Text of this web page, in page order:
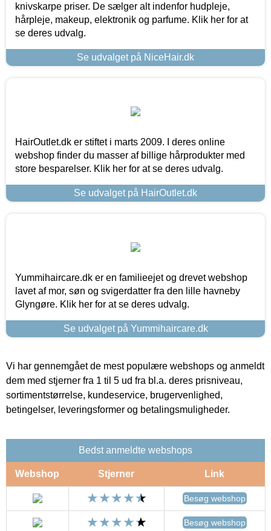
knivskarpe priser. De sælger alt indenfor hudpleje,
hårpleje, makeup, elektronik og parfume. Klik her for at
se deres udvalg.
Se udvalget på NiceHair.dk
HairOutlet.dk er stiftet i marts 2009. I deres online
webshop finder du masser af billige hårprodukter med
store besparelser. Klik her for at se deres udvalg.
Se udvalget på HairOutlet.dk
Yummihaircare.dk er en familieejet og drevet webshop
lavet af mor, søn og svigerdatter fra den lille havneby
Glyngøre. Klik her for at se deres udvalg.
Se udvalget på Yummihaircare.dk
Vi har gennemgået de mest populære webshops og anmeldt
dem med stjerner fra 1 til 5 ud fra bl.a. deres prisniveau,
sortimentstørrelse, kundeservice, brugervenlighed,
betingelser, leveringsformer og betalingsmuligheder.
Bedst anmeldte webshops
Webshop Stjerner Link
Besøg webshop
Besøg webshop